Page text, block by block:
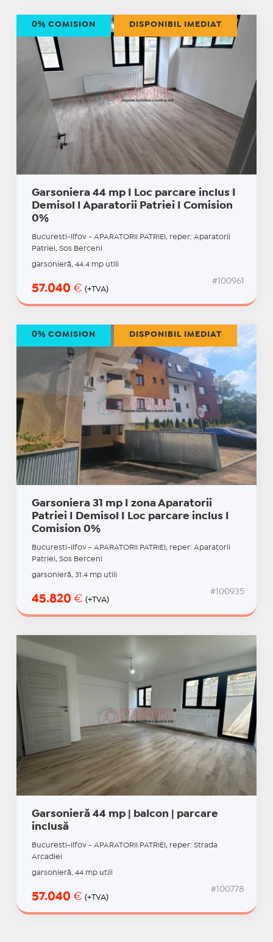
Garsoniera 44 mp I Loc parcare inclus I
Demisol I Aparatorii Patriei I Comision
0%
Bucuresti-Ilfov - APARATORII PATRIEI, reper: Aparatorii
Patriei, Sos Berceni
garsonieră, 44.4 mp utili
57.040 € (+TVA)
#100961
0% COMISION DISPONIBIL IMEDIAT
Garsoniera 31 mp I zona Aparatorii
Patriei I Demisol I Loc parcare inclus I
Comision 0%
Bucuresti-Ilfov - APARATORII PATRIEI, reper: Aparatorii
Patriei, Sos Berceni
garsonieră, 31.4 mp utili
45.820 € (+TVA)
#100935
0% COMISION DISPONIBIL IMEDIAT
Garsonieră 44 mp | balcon | parcare
inclusă
Bucuresti-Ilfov - APARATORII PATRIEI, reper: Strada
Arcadiei
garsonieră, 44 mp utili
57.040 € (+TVA)
#100778